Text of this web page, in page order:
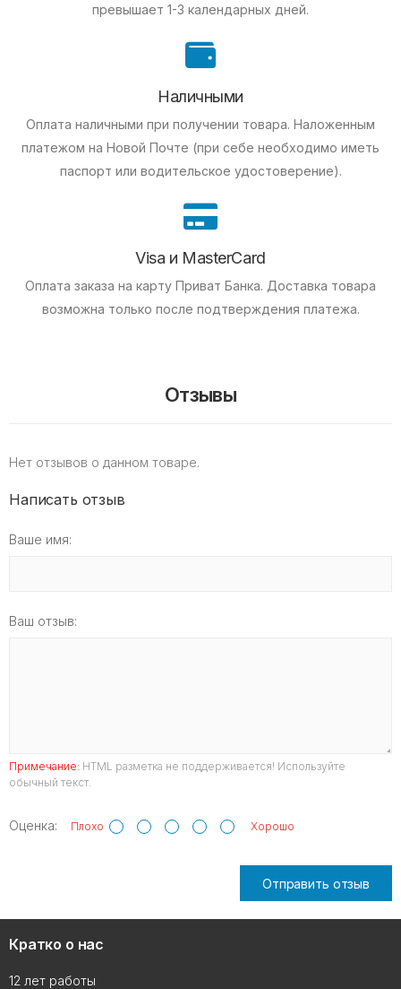
превышает 1-3 календарных дней.
Наличными
Оплата наличными при получении товара. Наложенным
платежом на Новой Почте (при себе необходимо иметь
паспорт или водительское удостоверение).
Visa и MasterCard
Оплата заказа на карту Приват Банка. Доставка товара
возможна только после подтверждения платежа.
Отзывы
Нет отзывов о данном товаре.
Написать отзыв
Ваше имя:
Ваш отзыв:
Примечание: HTML разметка не поддерживается! Используйте
обычный текст.
Оценка: Плохо Хорошо
Отправить отзыв
Кратко о нас
12 лет работы